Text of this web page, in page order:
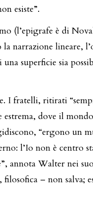
esiste”.
(l’epigrafe è di
narrazione lineare,
una superficie sia
I fratelli, ritirati
dove il
“ergono un
l’Io non è centro
annota Walter nei
– non salva;